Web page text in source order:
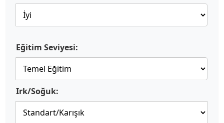
Eğitim Seviyesi:
Irk/Soğuk: